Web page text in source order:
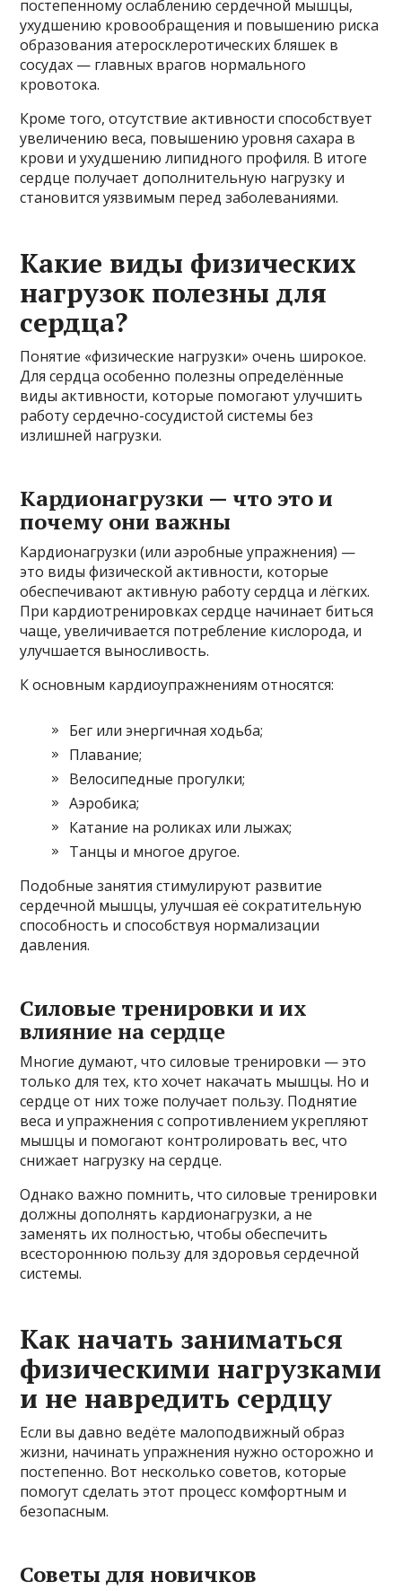
постепенному ослаблению сердечной мышцы,
ухудшению кровообращения и повышению риска
образования атеросклеротических бляшек в
сосудах — главных врагов нормального
кровотока.
Кроме того, отсутствие активности способствует
увеличению веса, повышению уровня сахара в
крови и ухудшению липидного профиля. В итоге
сердце получает дополнительную нагрузку и
становится уязвимым перед заболеваниями.
Какие виды физических
нагрузок полезны для
сердца?
Понятие «физические нагрузки» очень широкое.
Для сердца особенно полезны определённые
виды активности, которые помогают улучшить
работу сердечно-сосудистой системы без
излишней нагрузки.
Кардионагрузки — что это и
почему они важны
Кардионагрузки (или аэробные упражнения) —
это виды физической активности, которые
обеспечивают активную работу сердца и лёгких.
При кардиотренировках сердце начинает биться
чаще, увеличивается потребление кислорода, и
улучшается выносливость.
К основным кардиоупражнениям относятся:
Бег или энергичная ходьба;
Плавание;
Велосипедные прогулки;
Аэробика;
Катание на роликах или лыжах;
Танцы и многое другое.
Подобные занятия стимулируют развитие
сердечной мышцы, улучшая её сократительную
способность и способствуя нормализации
давления.
Силовые тренировки и их
влияние на сердце
Многие думают, что силовые тренировки — это
только для тех, кто хочет накачать мышцы. Но и
сердце от них тоже получает пользу. Поднятие
веса и упражнения с сопротивлением укрепляют
мышцы и помогают контролировать вес, что
снижает нагрузку на сердце.
Однако важно помнить, что силовые тренировки
должны дополнять кардионагрузки, а не
заменять их полностью, чтобы обеспечить
всестороннюю пользу для здоровья сердечной
системы.
Как начать заниматься
физическими нагрузками
и не навредить сердцу
Если вы давно ведёте малоподвижный образ
жизни, начинать упражнения нужно осторожно и
постепенно. Вот несколько советов, которые
помогут сделать этот процесс комфортным и
безопасным.
Советы для новичков